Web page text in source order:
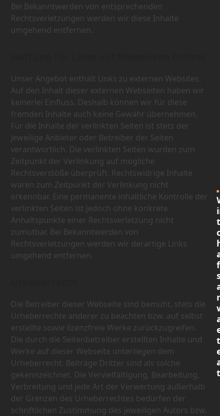
Bei Bekanntwerden von entsprechenden
Rechtsverletzungen werden wir diese Inhalte
umgehend entfernen.
Unser Angebot enthält Links zu externen Websites.
Auf den Inhalt dieser externen Webseiten haben wir
keinerlei Einfluss. Deshalb können wir für diese
fremden Inhalte auch keine Gewähr übernehmen.
Für die Inhalte der verlinkten Seiten ist stets der
jeweilige Anbieter oder Betreiber der Seiten
verantwortlich. Die verlinkten Seiten wurden zum
Zeitpunkt der Verlinkung auf mögliche
Rechtsverstöße überprüft. Rechtswidrige Inhalte
waren zum Zeitpunkt der Verlinkung nicht
erkennbar. Eine permanente inhaltliche Kontrolle der
verlinkten Seiten ist jedoch ohne konkrete
Anhaltspunkte einer Rechtsverletzung nicht
zumutbar. Bei Bekanntwerden von
Rechtsverletzungen werden wir derartige Links
umgehend entfernen.
Die Betreiber dieser Webseite sind bemüht, stets die
Urheberrechte anderer zu beachten bzw. auf selbst
erstellte sowie lizenzfreie Werke zurückzugreifen.
Die durch die Seitenbetreiber erstellten Inhalte und
Werke auf dieser Webseite unterliegen dem
Urheberrecht. Beiträge Dritter sind als solche
gekennzeichnet. Die Vervielfältigung, Bearbeitung,
Verbreitung und jede Art der Verwertung außerhalb
der Grenzen des Urheberrechtes bedürfen der
schriftlichen Zustimmung des jeweiligen Autors bzw.
t
t